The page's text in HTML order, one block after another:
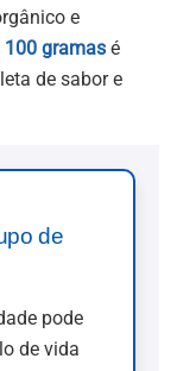
e
100 gramas é
de sabor e
de
pode
de vida